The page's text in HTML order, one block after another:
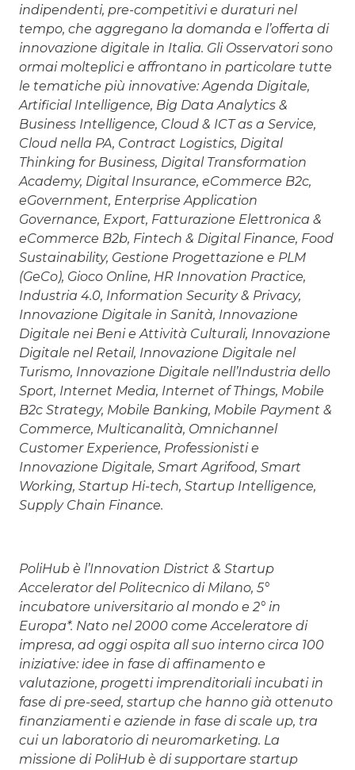
indipendenti, pre-competitivi e duraturi nel
tempo, che aggregano la domanda e l’offerta di
innovazione digitale in Italia. Gli Osservatori sono
ormai molteplici e affrontano in particolare tutte
le tematiche più innovative: Agenda Digitale,
Artificial Intelligence, Big Data Analytics &
Business Intelligence, Cloud & ICT as a Service,
Cloud nella PA, Contract Logistics, Digital
Thinking for Business, Digital Transformation
Academy, Digital Insurance, eCommerce B2c,
eGovernment, Enterprise Application
Governance, Export, Fatturazione Elettronica &
eCommerce B2b, Fintech & Digital Finance, Food
Sustainability, Gestione Progettazione e PLM
(GeCo), Gioco Online, HR Innovation Practice,
Industria 4.0, Information Security & Privacy,
Innovazione Digitale in Sanità, Innovazione
Digitale nei Beni e Attività Culturali, Innovazione
Digitale nel Retail, Innovazione Digitale nel
Turismo, Innovazione Digitale nell’Industria dello
Sport, Internet Media, Internet of Things, Mobile
B2c Strategy, Mobile Banking, Mobile Payment &
Commerce, Multicanalità, Omnichannel
Customer Experience, Professionisti e
Innovazione Digitale, Smart Agrifood, Smart
Working, Startup Hi-tech, Startup Intelligence,
Supply Chain Finance.
PoliHub è l’Innovation District & Startup
Accelerator del Politecnico di Milano, 5°
incubatore universitario al mondo e 2° in
Europa*. Nato nel 2000 come Acceleratore di
impresa, ad oggi ospita all suo interno circa 100
iniziative: idee in fase di affinamento e
valutazione, progetti imprenditoriali incubati in
fase di pre-seed, startup che hanno già ottenuto
finanziamenti e aziende in fase di scale up, tra
cui un laboratorio di neuromarketing. La
missione di PoliHub è di supportare startup